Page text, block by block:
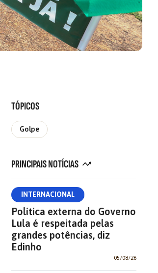
TÓPICOS
Golpe
PRINCIPAIS NOTÍCIAS
INTERNACIONAL
Política externa do Governo
Lula é respeitada pelas
grandes potências, diz
Edinho
05/08/26